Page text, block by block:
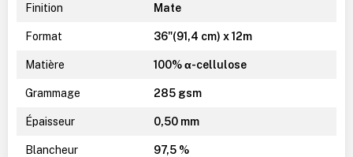
Finition Mate
Format 36"(91,4 cm) x 12m
Matière 100% α-cellulose
Grammage 285 gsm
Épaisseur 0,50 mm
Blancheur 97,5 %